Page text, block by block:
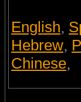
English,
Hebrew,
Chinese,